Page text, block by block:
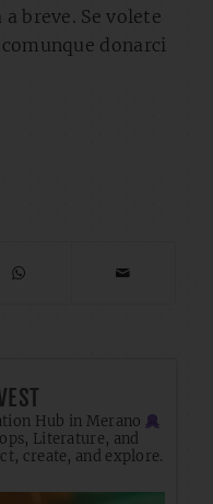
breve. Se volete
donarci
Hub in Merano
Literature, and
create, and explore.